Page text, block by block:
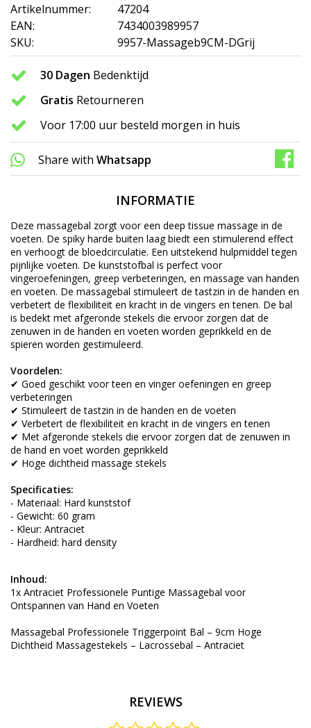
Artikelnummer:
47204
EAN:
7434003989957
SKU:
9957-Massageb9CM-DGrij
30 Dagen Bedenktijd
Gratis Retourneren
Voor 17:00 uur besteld morgen in huis
Share with Whatsapp
INFORMATIE
Deze massagebal zorgt voor een deep tissue massage in de
voeten. De spiky harde buiten laag biedt een stimulerend effect
en verhoogt de bloedcirculatie. Een uitstekend hulpmiddel tegen
pijnlijke voeten. De kunststofbal is perfect voor
vingeroefeningen, greep verbeteringen, en massage van handen
en voeten. De massagebal stimuleert de tastzin in de handen en
verbetert de flexibiliteit en kracht in de vingers en tenen. De bal
is bedekt met afgeronde stekels die ervoor zorgen dat de
zenuwen in de handen en voeten worden geprikkeld en de
spieren worden gestimuleerd.
Voordelen:
✔ Goed geschikt voor teen en vinger oefeningen en greep
verbeteringen
✔ Stimuleert de tastzin in de handen en de voeten
✔ Verbetert de flexibiliteit en kracht in de vingers en tenen
✔ Met afgeronde stekels die ervoor zorgen dat de zenuwen in
de hand en voet worden geprikkeld
✔ Hoge dichtheid massage stekels
Specificaties:
- Materiaal: Hard kunststof
- Gewicht: 60 gram
- Kleur: Antraciet
- Hardheid: hard density
Inhoud:
1x Antraciet Professionele Puntige Massagebal voor
Ontspannen van Hand en Voeten
Massagebal Professionele Triggerpoint Bal – 9cm Hoge
Dichtheid Massagestekels – Lacrossebal – Antraciet
REVIEWS